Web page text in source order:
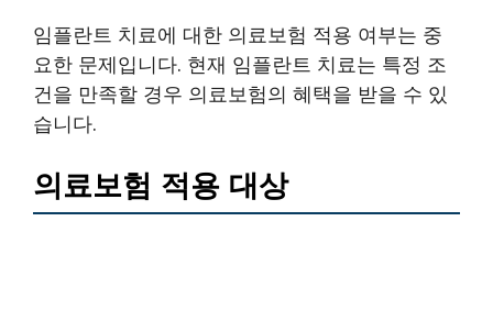
임플란트 치료에 대한 의료보험 적용 여부는 중
요한 문제입니다. 현재 임플란트 치료는 특정 조
건을 만족할 경우 의료보험의 혜택을 받을 수 있
습니다.
의료보험 적용 대상